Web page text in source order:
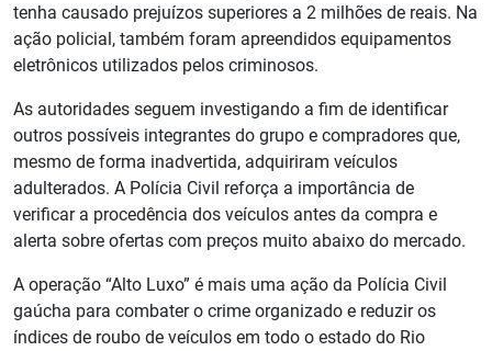
tenha causado prejuízos superiores a 2 milhões de reais. Na
ação policial, também foram apreendidos equipamentos
eletrônicos utilizados pelos criminosos.
As autoridades seguem investigando a fim de identificar
outros possíveis integrantes do grupo e compradores que,
mesmo de forma inadvertida, adquiriram veículos
adulterados. A Polícia Civil reforça a importância de
verificar a procedência dos veículos antes da compra e
alerta sobre ofertas com preços muito abaixo do mercado.
A operação “Alto Luxo” é mais uma ação da Polícia Civil
gaúcha para combater o crime organizado e reduzir os
índices de roubo de veículos em todo o estado do Rio